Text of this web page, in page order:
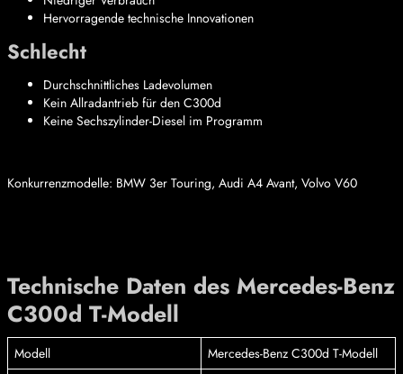
Hervorragende technische Innovationen
Schlecht
Durchschnittliches Ladevolumen
Kein Allradantrieb für den C300d
Keine Sechszylinder-Diesel im Programm
Konkurrenzmodelle: BMW 3er Touring, Audi A4 Avant, Volvo V60
Technische Daten des Mercedes-Benz
C300d T-Modell
Modell
Mercedes-Benz C300d T-Modell